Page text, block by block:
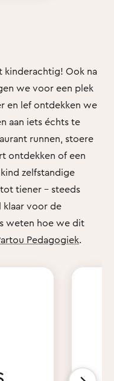
kinderachtig! Ook na
we voor een plek
en lef ontdekken we
aan iets échts te
runnen, stoere
ontdekken of een
zelfstandige
tiener - steeds
klaar voor de
weten hoe we dit
Pedagogiek.